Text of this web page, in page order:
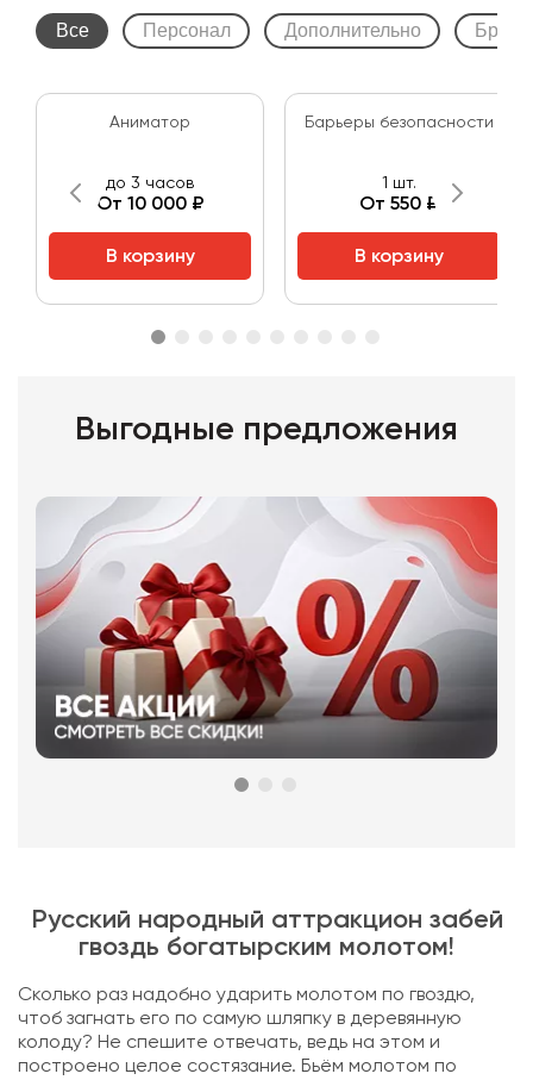
Все Персонал Дополнительно
Аниматор
до 3 часов
От 10 000 ₽
В корзину
Барьеры безопасности
1 шт.
От 550 ₽
В корзину
Выгодные предложения
Русский народный аттракцион забей
гвоздь богатырским молотом!
Сколько раз надобно ударить молотом по гвоздю,
чтоб загнать его по самую шляпку в деревянную
колоду? Не спешите отвечать, ведь на этом и
построено целое состязание. Бьём молотом по